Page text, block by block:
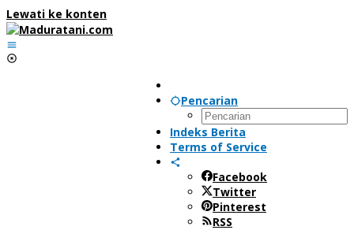
Lewati ke konten
Pencarian
Indeks Berita
Terms of Service
Facebook
Twitter
Pinterest
RSS